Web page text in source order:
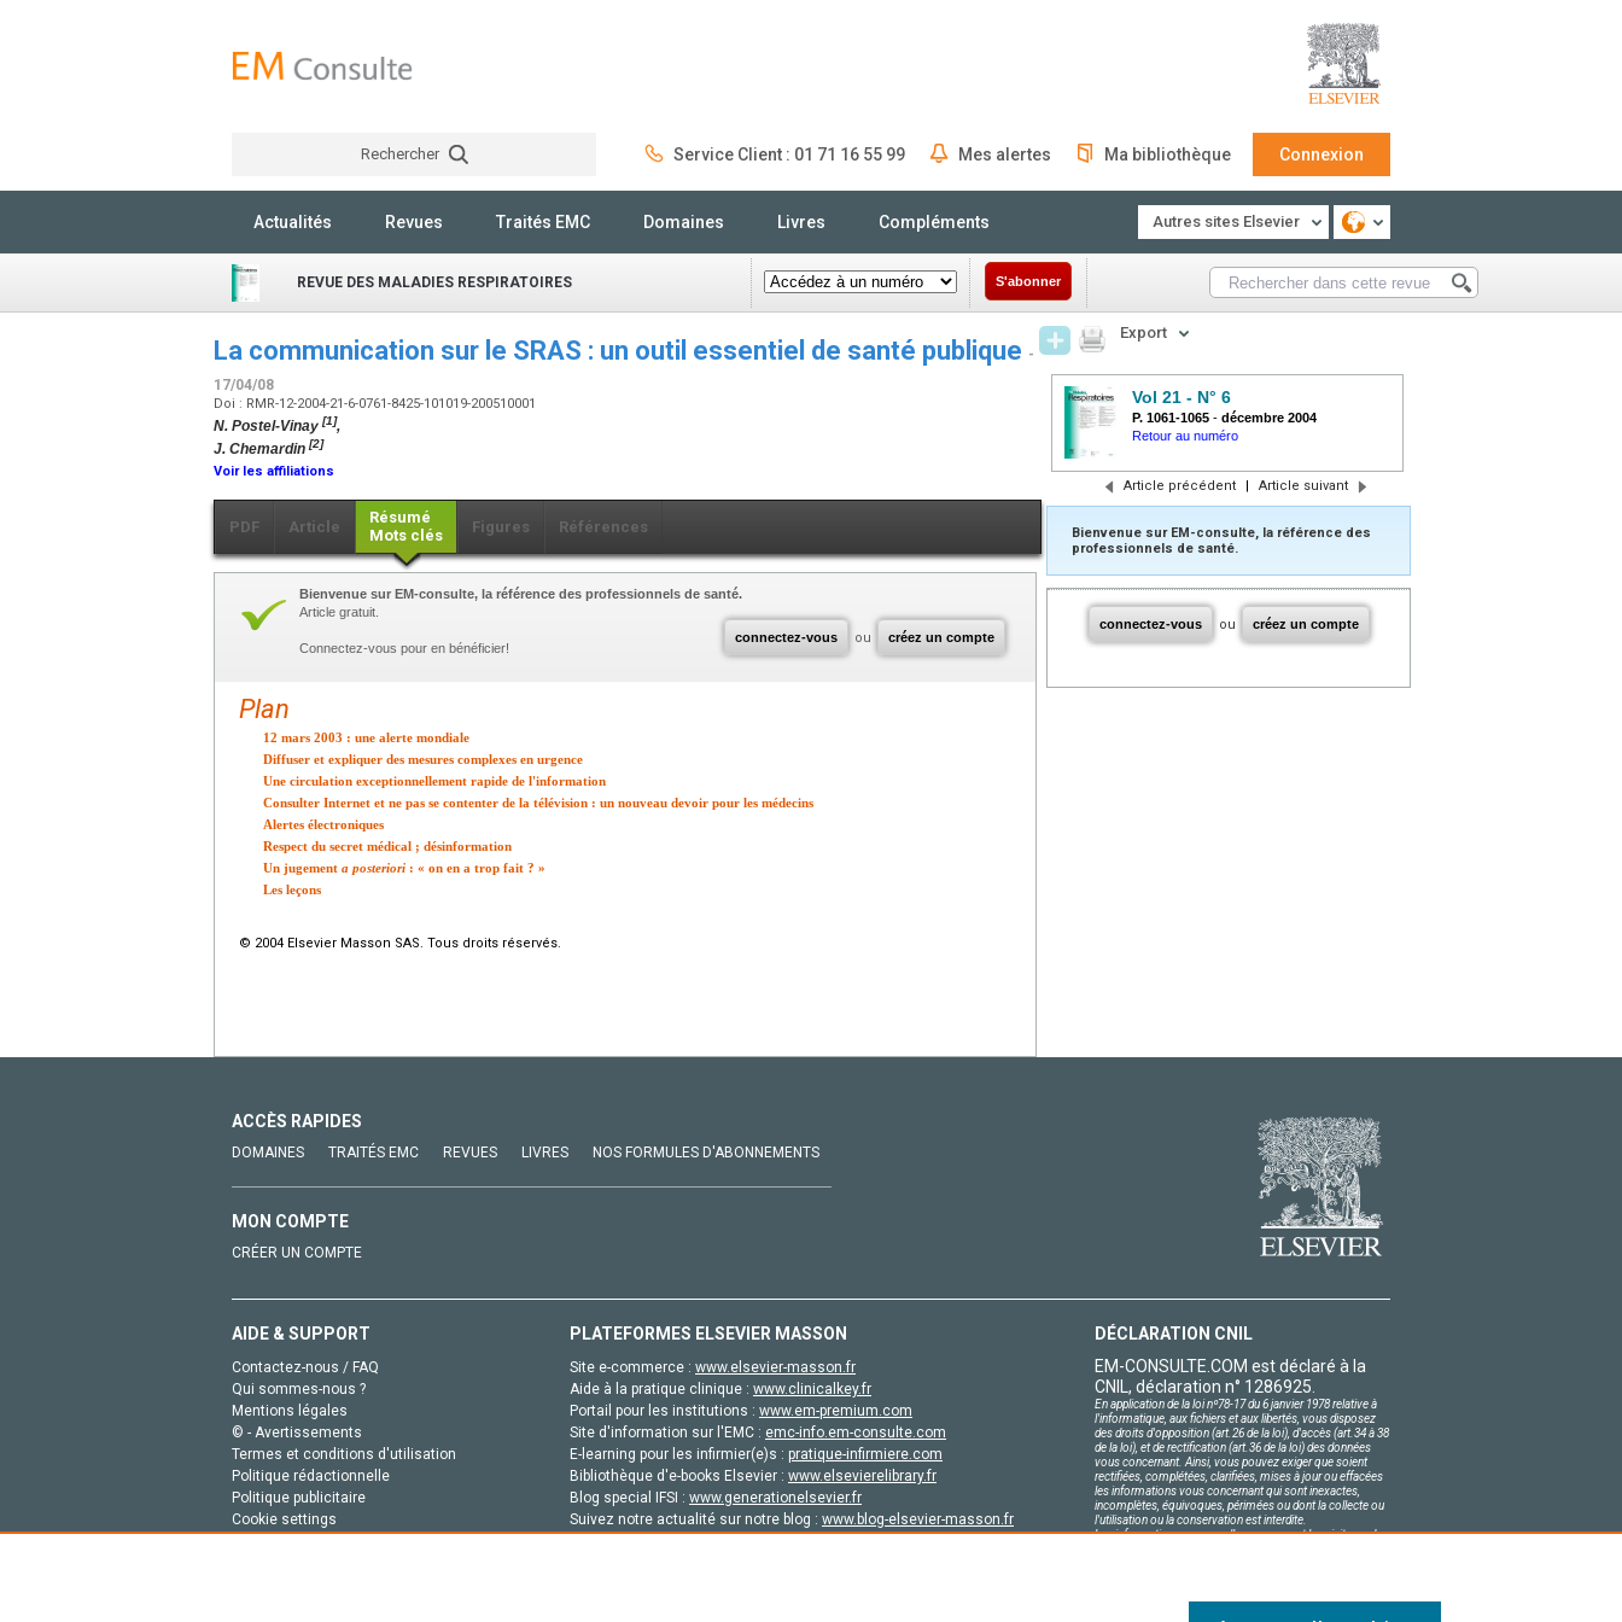
Rechercher Service Client : 01 71 16 55 99 Mes alertes Ma bibliothèque Connexion
Actualités Revues Traités EMC Domaines Livres Compléments Autres sites Elsevier
REVUE DES MALADIES RESPIRATOIRES S'abonner
La communication sur le SRAS : un outil essentiel de santé publique -
17/04/08
Doi : RMR-12-2004-21-6-0761-8425-101019-200510001
N. Postel-Vinay [1],
J. Chemardin [2]
Voir les affiliations
PDF Article
Résumé
Mots clés
Figures Références
connectez-vous ou créez un compte
Bienvenue sur EM-consulte, la référence des professionnels de santé.
Article gratuit.
Connectez-vous pour en bénéficier!
Plan
12 mars 2003 : une alerte mondiale
Diffuser et expliquer des mesures complexes en urgence
Une circulation exceptionnellement rapide de l'information
Consulter Internet et ne pas se contenter de la télévision : un nouveau devoir pour les médecins
Alertes électroniques
Respect du secret médical ; désinformation
Un jugement a posteriori : « on en a trop fait ? »
Les leçons
© 2004 Elsevier Masson SAS. Tous droits réservés.
Export
Vol 21 - N° 6
P. 1061-1065 - décembre 2004
Retour au numéro
Article précédent | Article suivant
Bienvenue sur EM-consulte, la référence des
professionnels de santé.
connectez-vous ou créez un compte
ACCÈS RAPIDES
DOMAINES TRAITÉS EMC REVUES LIVRES NOS FORMULES D'ABONNEMENTS
MON COMPTE
CRÉER UN COMPTE
AIDE & SUPPORT
Contactez-nous / FAQ
Qui sommes-nous ?
Mentions légales
© - Avertissements
Termes et conditions d'utilisation
Politique rédactionnelle
Politique publicitaire
Cookie settings
PLATEFORMES ELSEVIER MASSON
Site e-commerce : www.elsevier-masson.fr
Aide à la pratique clinique : www.clinicalkey.fr
Portail pour les institutions : www.em-premium.com
Site d'information sur l'EMC : emc-info.em-consulte.com
E-learning pour les infirmier(e)s : pratique-infirmiere.com
Bibliothèque d'e-books Elsevier : www.elsevierelibrary.fr
Blog special IFSI : www.generationelsevier.fr
Suivez notre actualité sur notre blog : www.blog-elsevier-masson.fr
DÉCLARATION CNIL
EM-CONSULTE.COM est déclaré à la
CNIL, déclaration n° 1286925.
En application de la loi nº78-17 du 6 janvier 1978 relative à
l'informatique, aux fichiers et aux libertés, vous disposez
des droits d'opposition (art.26 de la loi), d'accès (art.34 à 38
de la loi), et de rectification (art.36 de la loi) des données
vous concernant. Ainsi, vous pouvez exiger que soient
rectifiées, complétées, clarifiées, mises à jour ou effacées
les informations vous concernant qui sont inexactes,
incomplètes, équivoques, périmées ou dont la collecte ou
l'utilisation ou la conservation est interdite.
Les informations personnelles concernant les visiteurs de